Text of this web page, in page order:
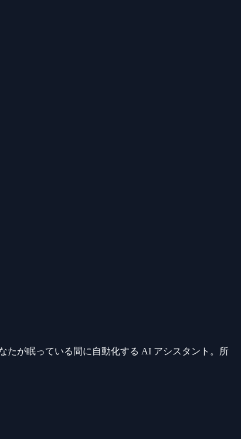
たが眠っている間に自動化する AI アシスタント。所